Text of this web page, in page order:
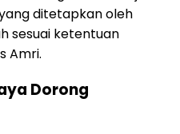
ditetapkan oleh
sesuai ketentuan
Amri.
Dorong